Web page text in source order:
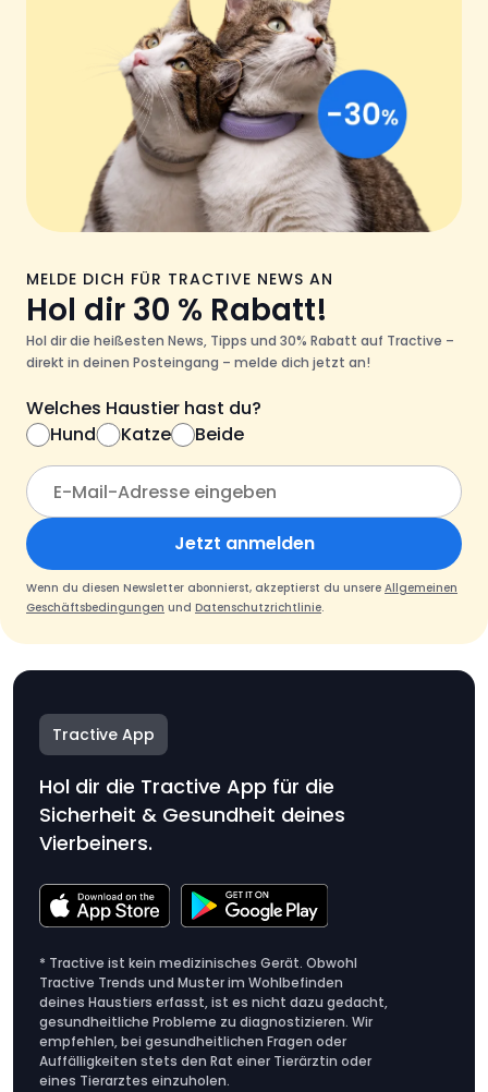
MELDE DICH FÜR TRACTIVE NEWS AN
Hol dir 30 % Rabatt!
Hol dir die heißesten News, Tipps und 30% Rabatt auf Tractive –
direkt in deinen Posteingang – melde dich jetzt an!
Welches Haustier hast du?
Hund
Katze Beide
Jetzt anmelden
Wenn du diesen Newsletter abonnierst, akzeptierst du unsere Allgemeinen
Geschäftsbedingungen und Datenschutzrichtlinie.
Tractive App
Hol dir die Tractive App für die
Sicherheit & Gesundheit deines
Vierbeiners.
* Tractive ist kein medizinisches Gerät. Obwohl
Tractive Trends und Muster im Wohlbefinden
deines Haustiers erfasst, ist es nicht dazu gedacht,
gesundheitliche Probleme zu diagnostizieren. Wir
empfehlen, bei gesundheitlichen Fragen oder
Auffälligkeiten stets den Rat einer Tierärztin oder
eines Tierarztes einzuholen.